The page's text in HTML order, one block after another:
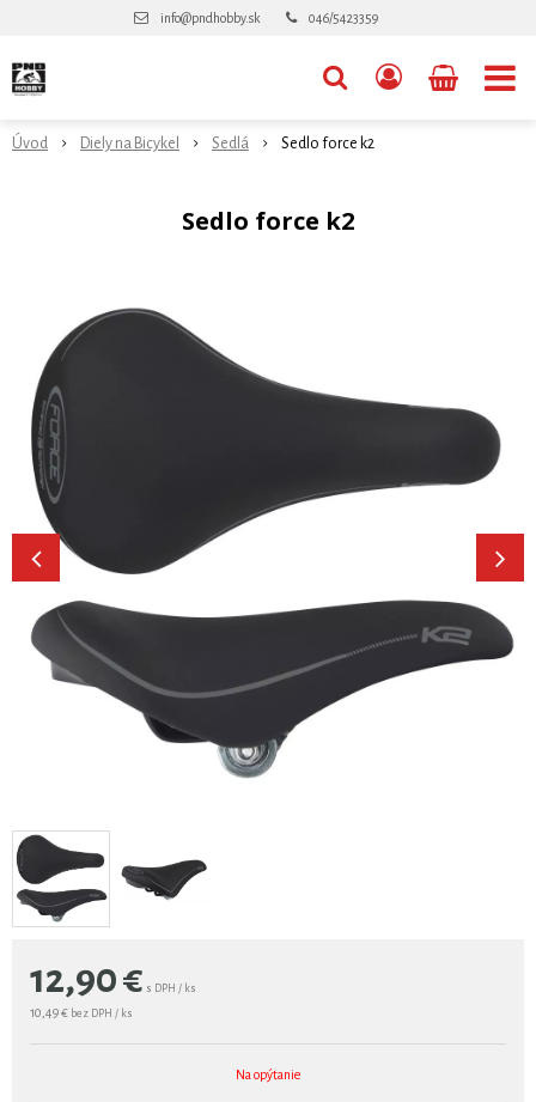
info@pndhobby.sk 046/5423359
Úvod Diely na Bicykel Sedlá Sedlo force k2
Sedlo force k2
12,90€ s DPH / ks
10,49 € bez DPH / ks
Na opýtanie